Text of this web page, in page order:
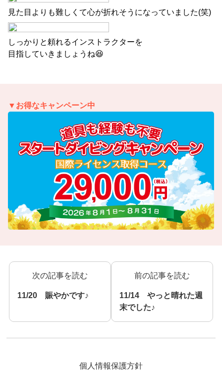
見た目よりも難しくて心が折れそうになっていました(笑)
しっかりと頼れるインストラクターを
目指していきましょうね😆
▼お得なキャンペーン中
次の記事を読む
11/20 賑やかです♪
前の記事を読む
11/14 やっと晴れた週
末でした♪
個人情報保護方針